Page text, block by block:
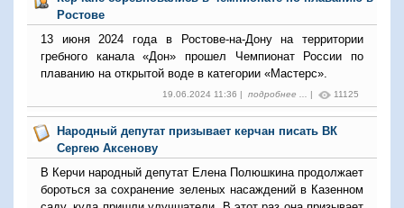
Ростове
13 июня 2024 года в Ростове-на-Дону на территории
гребного канала «Дон» прошел Чемпионат России по
плаванию на открытой воде в категории «Мастерс».
19.06.2024 11:36 | подробнее ... | 11125
Народный депутат призывает керчан писать ВК
Сергею Аксенову
В Керчи народный депутат Елена Полюшкина продолжает
бороться за сохранение зеленых насаждений в Казенном